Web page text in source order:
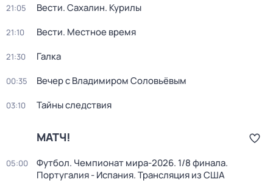
21:05 Вести. Сахалин. Курилы
21:10 Вести. Местное время
21:30 Галка
00:35 Вечер с Владимиром Соловьёвым
03:10 Тайны следствия
МАТЧ!
05:00
Футбол. Чемпионат мира-2026. 1/8 финала.
Португалия - Испания. Трансляция из США